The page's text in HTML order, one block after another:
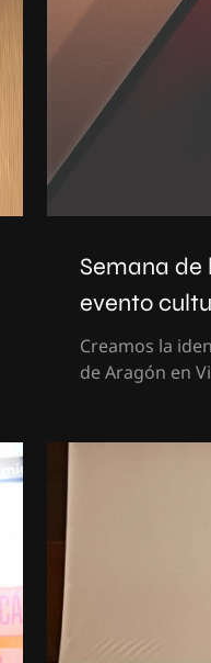
Semana de
evento
Creamos la
de Aragón en